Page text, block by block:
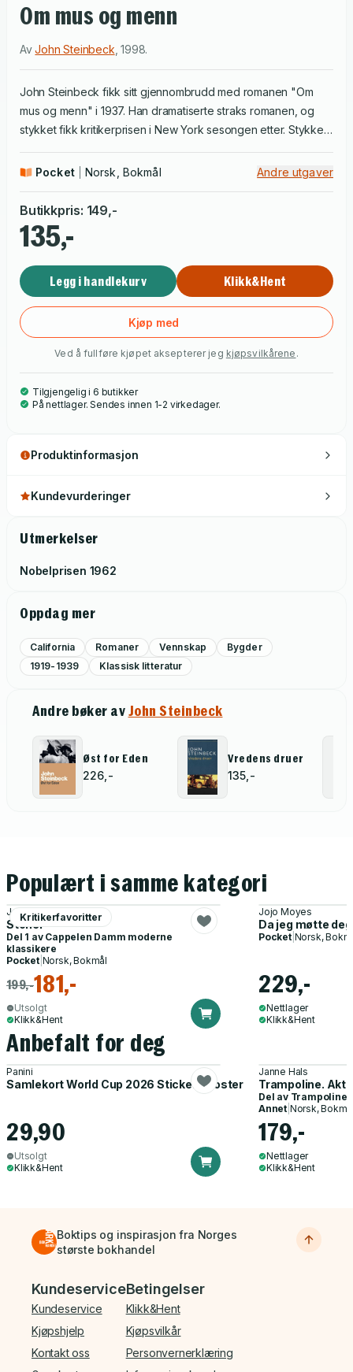
Om mus og menn
AvJohn Steinbeck ,1998.
John Steinbeck fikk sitt gjennombrudd med romanen "Om
mus og menn" i 1937. Han dramatiserte straks romanen, og
stykket fikk kritikerprisen i New York sesongen etter. Stykket
"Om mus og menn" er historien om to menn - to omflakkende
og den enfoldige rusken Lennie. Lennie elsker alt som er
mykt og bløtt, mus, kaniner, hundevalper og mykt jentehår.
Men han greier ikke å beherske sine kjempekrefter, og det
ham, og til slutt blir den eneste - og kanskje beste - hjelp
George kan gi ham, en barmhjertig ... Det er forholdet mellom
disse to, deres underlige vennskap, deres drøm om et bedre
liv på en egen farm, som er hovedtemaet i boka. "Om mus og
menn" er "romanen det tar to timer å lese og tyve år å
glemme".
Pocket Norsk, Bokmål Andre utgaver
Butikkpris: 149,-
135,-
Legg i handlekurv Klikk&Hent
Kjøp med
Ved å fullføre kjøpet aksepterer jeg kjøpsvilkårene .
Tilgjengelig i 6 butikker
På nettlager. Sendes innen 1-2 virkedager.
Produktinformasjon
Kundevurderinger
Utmerkelser
Nobelprisen 1962
Oppdag mer
California Romaner Vennskap
Bygder
1919-1939
Klassisk litteratur
Andre bøker avJohn Steinbeck
Øst for Eden
226,-
Vredens druer
135,-
Populært i samme kategori
Kritikerfavoritter
John Williams
Stoner
Del 1 av Cappelen Damm moderne
klassikere
Pocket| Norsk, Bokmål
199,-181,-
Utsolgt
Klikk&Hent
Jojo Moyes
Da jeg møtte deg
Pocket| Norsk,
229,-
Nettlager
Klikk&Hent
Anbefalt for deg
Panini
Samlekort World Cup 2026 Sticker Booster
29,90
Utsolgt
Klikk&Hent
Janne Hals
Trampoline.
Del av Trampoline
Annet| Norsk,
179,-
Nettlager
Klikk&Hent
Boktips og inspirasjon fra Norges
største bokhandel
Bunnmeny
Kundeservice
Kundeservice
Kjøpshjelp
Kontakt oss
Betingelser
Klikk&Hent
Kjøpsvilkår
Personvernerklæring